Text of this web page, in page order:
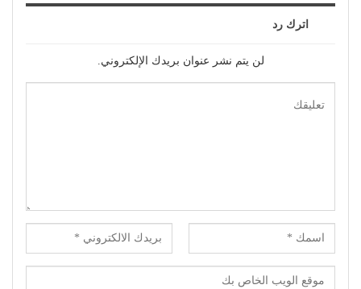
اترك رد
لن يتم نشر عنوان بريدك الإلكتروني.